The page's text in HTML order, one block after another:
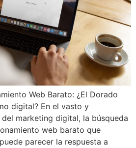
Web Barato: ¿El Dorado
digital? En el vasto y
marketing digital, la búsqueda
web barato que
parecer la respuesta a